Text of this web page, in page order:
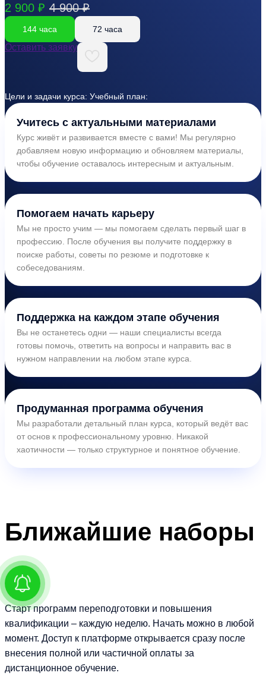
2 900 ₽ 4 900 ₽
144 часа 72 часа
Оставить заявку
Цели и задачи курса: Учебный план:
Учитесь с актуальными материалами
Курс живёт и развивается вместе с вами! Мы регулярно
добавляем новую информацию и обновляем материалы,
чтобы обучение оставалось интересным и актуальным.
Помогаем начать карьеру
Мы не просто учим — мы помогаем сделать первый шаг в
профессию. После обучения вы получите поддержку в
поиске работы, советы по резюме и подготовке к
собеседованиям.
Поддержка на каждом этапе обучения
Вы не останетесь одни — наши специалисты всегда
готовы помочь, ответить на вопросы и направить вас в
нужном направлении на любом этапе курса.
Продуманная программа обучения
Мы разработали детальный план курса, который ведёт вас
от основ к профессиональному уровню. Никакой
хаотичности — только структурное и понятное обучение.
Ближайшие наборы
Старт программ переподготовки и повышения
квалификации – каждую неделю. Начать можно в любой
момент. Доступ к платформе открывается сразу после
внесения полной или частичной оплаты за
дистанционное обучение.